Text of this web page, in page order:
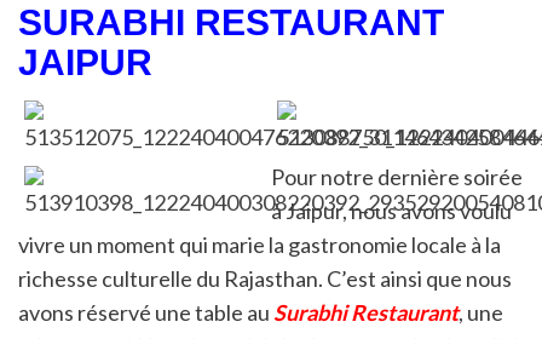
SURABHI RESTAURANT
JAIPUR
Pour notre dernière soirée
à Jaipur, nous avons voulu
vivre un moment qui marie la gastronomie locale à la
richesse culturelle du Rajasthan. C’est ainsi que nous
avons réservé une table au Surabhi Restaurant, une